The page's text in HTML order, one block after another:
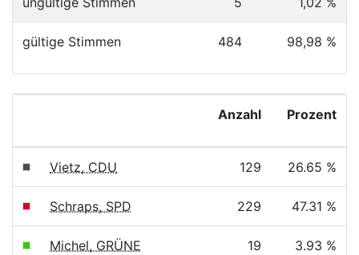
gültige Stimmen 484 98,98 %
Anzahl Prozent
Vietz, CDU 129 26.65 %
Schraps, SPD 229 47.31 %
Michel, GRÜNE 19 3.93 %